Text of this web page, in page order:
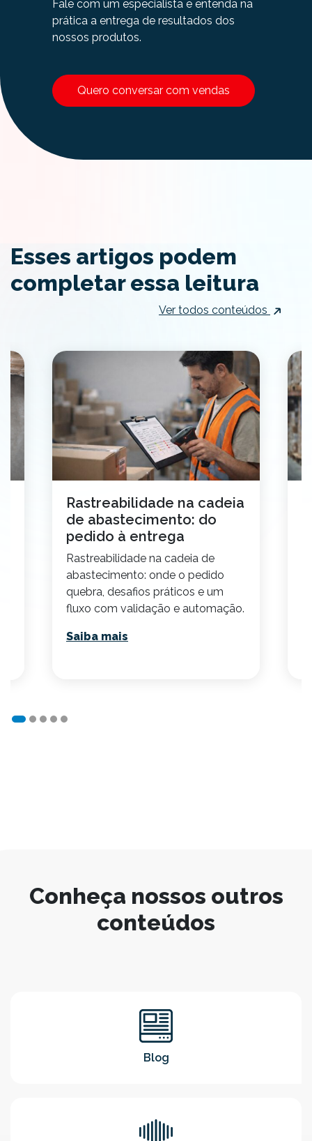
Fale com um especialista e entenda na
prática a entrega de resultados dos
nossos produtos.
Quero conversar com vendas
Esses artigos podem
completar essa leitura
Ver todos conteúdos
Rastreabilidade na cadeia
de abastecimento: do
pedido à entrega
Rastreabilidade na cadeia de
abastecimento: onde o pedido
quebra, desafios práticos e um
fluxo com validação e automação.
Saiba mais
Conheça nossos outros
conteúdos
Blog